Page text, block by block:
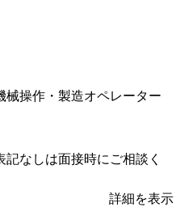
械操作・製造オペレーター
なしは面接時にご相談く
詳細を表示